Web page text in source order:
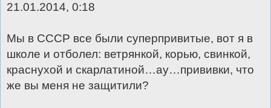
21.01.2014, 0:18
Мы в СССР все были суперпривитые, вот я в
школе и отболел: ветрянкой, корью, свинкой,
краснухой и скарлатиной…ау…прививки, что
же вы меня не защитили?